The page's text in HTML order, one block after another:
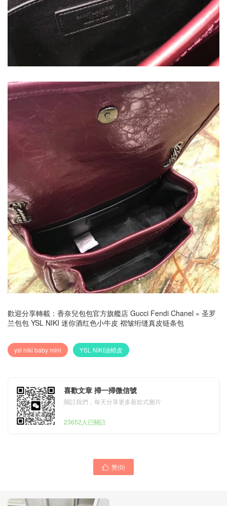
歡迎分享轉載： 香奈兒包包官方旗艦店 Gucci Fendi Chanel » 圣罗
兰包包 YSL NIKI 迷你酒红色小牛皮 褶皱绗缝真皮链条包
ysl niki baby mini YSL NIKI油蜡皮
喜歡文章 掃一掃微信號
關註我們，每天分享更多新款式圖片
23652人已關註
 赞(0)